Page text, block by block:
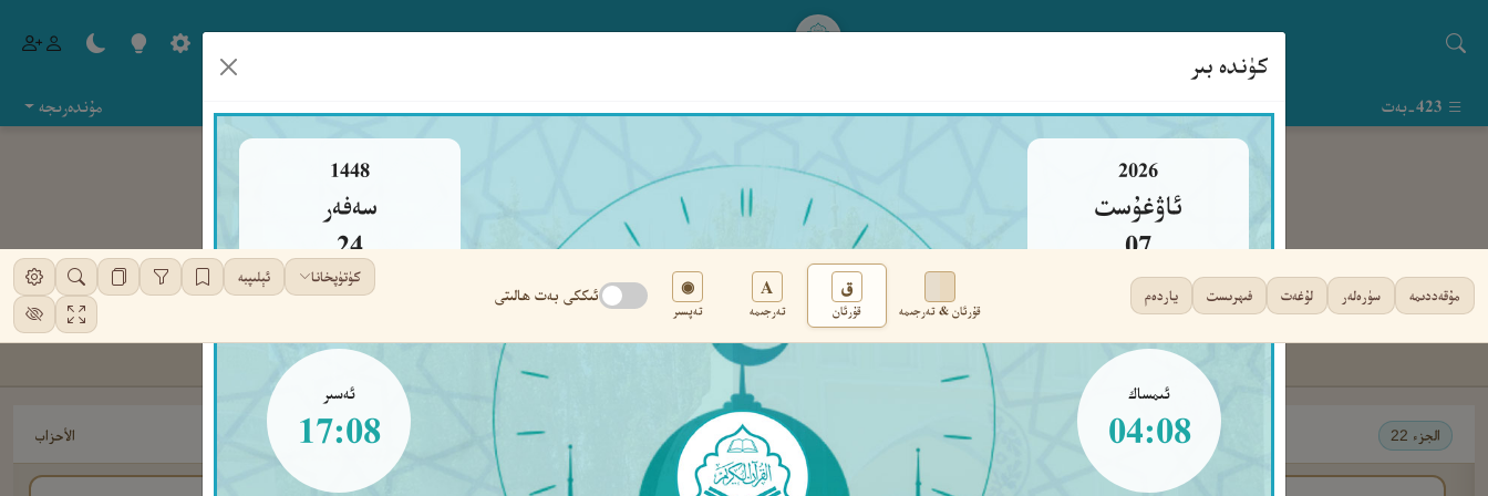
كۈندە بىر
2026
ئاۋغۇست
07
جۈمە
1448
سەفەر
24
جۈمە
ئىمساك
04:08
ئەسىر
17:08
مۇندەرىجە
مۇقەددىمە سۈرەلەر لۇغەت فىھرىست ياردەم
قۇرئان & تەرجىمە
ق
قۇرئان
A
تەرجىمە
◉
تەپسىر
ئىككى بەت ھالىتى
كۈتۈپخانا ئېلىپبە
تەڭشەك
الجزء 22 ‹ ‹ ٤٢٣ › › الأحزاب